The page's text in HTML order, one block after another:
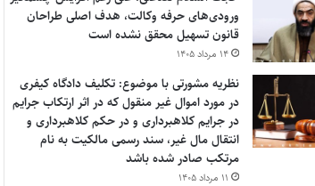
ورودی‌های حرفه وکالت، هدف اصلی طراحان
قانون تسهیل محقق نشده است
۱۴ مرداد ۱۴۰۵
نظریه مشورتی با موضوع: تکلیف دادگاه کیفری
در مورد اموال غیر منقول که در اثر ارتکاب جرایم
در جرایم کلاهبرداری و در حکم کلاهبرداری و
انتقال مال غیر، سند رسمی مالکیت به نام
مرتکب صادر شده باشد
۱۱ مرداد ۱۴۰۵